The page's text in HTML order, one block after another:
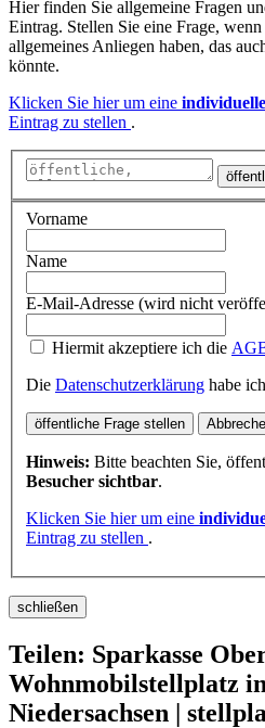
Hier finden Sie allgemeine Fragen
Eintrag. Stellen Sie eine Frage,
allgemeines Anliegen haben, das
könnte.
Klicken Sie hier um eine
Eintrag zu stellen .
Vorname
Name
E-Mail-Adresse (wird nicht
Hiermit akzeptiere ich die
Die Datenschutzerklärung habe
öffentliche Frage stellen
Hinweis: Bitte beachten Sie,
Besucher sichtbar.
Klicken Sie hier um eine
Eintrag zu stellen .
schließen
Teilen: Sparkasse
Wohnmobilstellplatz
Niedersachsen |